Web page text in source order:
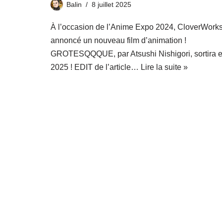
Balin 8 juillet 2025
À l’occasion de l’Anime Expo 2024,
annoncé un nouveau film d’animation !
GROTESQQQUE, par Atsushi Nishigori, sortira
2025 ! EDIT de l’article… Lire la suite »